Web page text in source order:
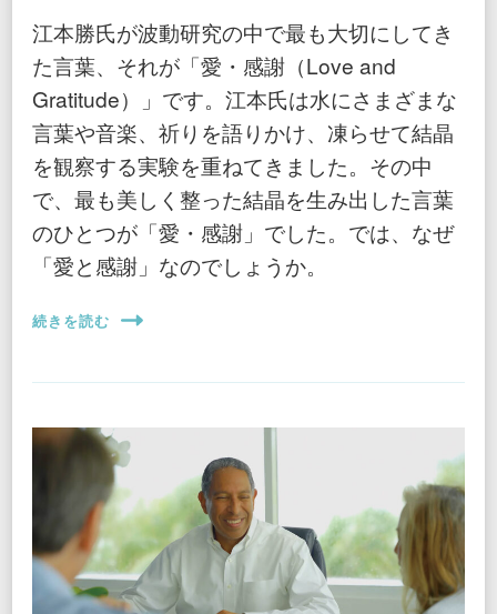
江本勝氏が波動研究の中で最も大切にしてき
た言葉、それが「愛・感謝（Love and
Gratitude）」です。江本氏は水にさまざまな
言葉や音楽、祈りを語りかけ、凍らせて結晶
を観察する実験を重ねてきました。その中
で、最も美しく整った結晶を生み出した言葉
のひとつが「愛・感謝」でした。では、なぜ
「愛と感謝」なのでしょうか。
続きを読む